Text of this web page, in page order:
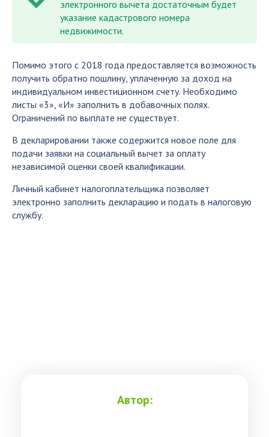
электронного вычета достаточным будет
указание кадастрового номера
недвижимости.
Помимо этого с 2018 года предоставляется возможность
получить обратно пошлину, уплаченную за доход на
индивидуальном инвестиционном счету. Необходимо
листы «3», «И» заполнить в добавочных полях.
Ограничений по выплате не существует.
В декларировании также содержится новое поле для
подачи заявки на социальный вычет за оплату
независимой оценки своей квалификации.
Личный кабинет налогоплательщика позволяет
электронно заполнить декларацию и подать в налоговую
службу.
Автор: